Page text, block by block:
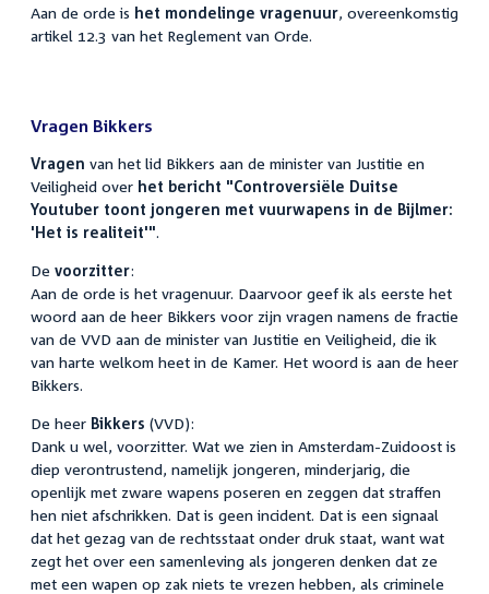
Aan de orde is het mondelinge vragenuur, overeenkomstig
artikel 12.3 van het Reglement van Orde.
Vragen Bikkers
Vragen van het lid Bikkers aan de minister van Justitie en
Veiligheid over het bericht "Controversiële Duitse
Youtuber toont jongeren met vuurwapens in de Bijlmer:
'Het is realiteit'".
De voorzitter:
Aan de orde is het vragenuur. Daarvoor geef ik als eerste het
woord aan de heer Bikkers voor zijn vragen namens de fractie
van de VVD aan de minister van Justitie en Veiligheid, die ik
van harte welkom heet in de Kamer. Het woord is aan de heer
Bikkers.
De heer Bikkers (VVD):
Dank u wel, voorzitter. Wat we zien in Amsterdam-Zuidoost is
diep verontrustend, namelijk jongeren, minderjarig, die
openlijk met zware wapens poseren en zeggen dat straffen
hen niet afschrikken. Dat is geen incident. Dat is een signaal
dat het gezag van de rechtsstaat onder druk staat, want wat
zegt het over een samenleving als jongeren denken dat ze
met een wapen op zak niets te vrezen hebben, als criminele